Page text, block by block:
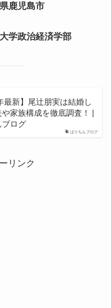
児島市
政治経済学部
ばりちんブログ
最新】尾辻朋実は結婚し
家族構成を徹底調査！ |
ブログ
リンク